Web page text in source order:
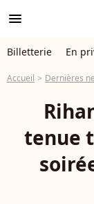
menu
Billetterie En
Accueil Dernières
tenue